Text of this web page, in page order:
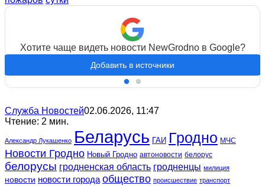
Хотите чаще видеть новости NewGrodno в Google?
Добавить в источники
Служба Новостей02.06.2026, 11:47
Чтение: 2 мин.
Александр Лукашенко Беларусь ГАИ Гродно МЧС
Новости Гродно Новый Гродно автоновости белорус
белорусы гродненская область гродненцы милиция
новости новости города общество происшествие транспорт